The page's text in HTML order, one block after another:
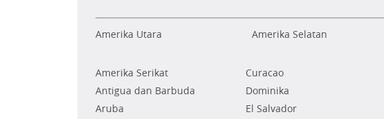
Amerika Utara Amerika Selatan
Amerika Serikat
Antigua dan Barbuda
Aruba
Curacao
Dominika
El Salvador